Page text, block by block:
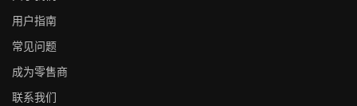
用户指南
常见问题
成为零售商
联系我们